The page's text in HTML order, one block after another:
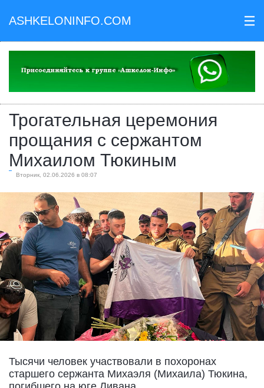
ASHKELONINFO.COM III
Трогательная церемония
прощания с сержантом
Михаилом Тюкиным
Вторник, 02.06.2026 в 08:07
Тысячи человек участвовали в похоронах
старшего сержанта Михаэля (Михаила) Тюкина,